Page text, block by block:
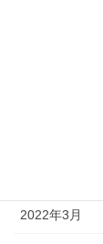
2022年3月